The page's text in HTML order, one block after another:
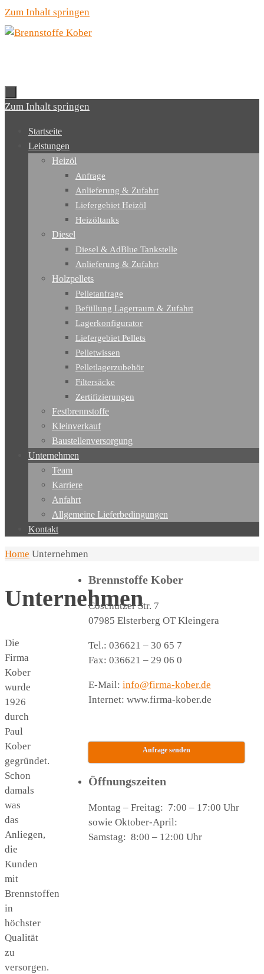
Zum Inhalt springen
Zum Inhalt springen
Startseite
Leistungen
Heizöl
Anfrage
Anlieferung & Zufahrt
Liefergebiet Heizöl
Heizöltanks
Diesel
Diesel & AdBlue Tankstelle
Anlieferung & Zufahrt
Holzpellets
Pelletanfrage
Befüllung Lagerraum & Zufahrt
Lagerkonfigurator
Liefergebiet Pellets
Pelletwissen
Pelletlagerzubehör
Filtersäcke
Zertifizierungen
Festbrennstoffe
Kleinverkauf
Baustellenversorgung
Unternehmen
Team
Karriere
Anfahrt
Allgemeine Lieferbedingungen
Kontakt
Home Unternehmen
Unternehmen
Die
Firma
Kober
wurde
1926
durch
Paul
Kober
gegründet.
Schon
damals
was
das
Anliegen,
die
Kunden
mit
Brennstoffen
in
höchster
Qualität
zu
versorgen.
Brennstoffe Kober
Coschützer Str. 7
07985 Elsterberg OT Kleingera
Tel.: 036621 – 30 65 7
Fax: 036621 – 29 06 0
E-Mail: info@firma-kober.de
Internet: www.firma-kober.de
Anfrage senden
Öffnungszeiten
Montag – Freitag: 7:00 – 17:00 Uhr
sowie Oktober-April:
Samstag: 8:00 – 12:00 Uhr